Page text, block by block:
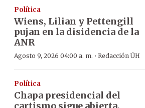
Política
Wiens, Lilian y Pettengill
pujan en la disidencia de la
ANR
Agosto 9, 2026 04:00 a. m. · Redacción ÚH
Política
Chapa presidencial del
cartismo sigue abierta,